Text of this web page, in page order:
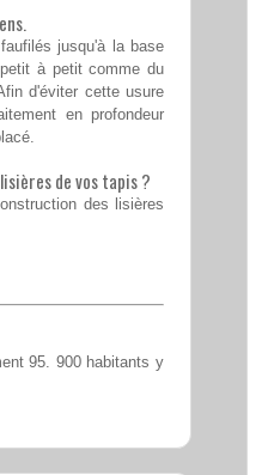
jusqu'à la base
à petit comme du
d'éviter cette usure
en profondeur
de vos tapis ?
des lisières
95. 900 habitants y